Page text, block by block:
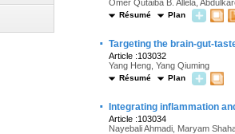
Omer Qutaiba B. Allela,
Résumé Plan
· Targeting the brain-gut-
Article :103032
Yang Heng, Yang Qiuming
Résumé Plan
· Integrating inflammation
Article :103034
Nayebali Ahmadi, Maryam